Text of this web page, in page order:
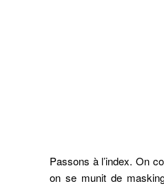
Passons à l’index. On
on se munit de